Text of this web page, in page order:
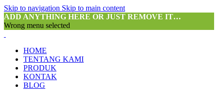
Skip to navigation Skip to main content
ADD ANYTHING HERE OR JUST REMOVE IT…
Wrong menu selected
HOME
TENTANG KAMI
PRODUK
KONTAK
BLOG